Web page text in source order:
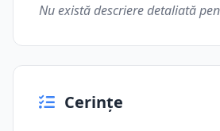
Nu există descriere detaliată
Cerințe